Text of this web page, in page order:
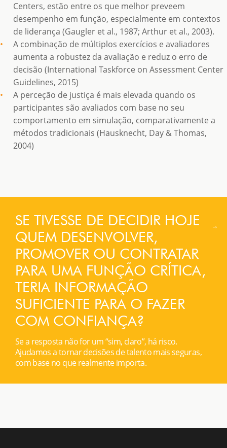
Centers, estão entre os que melhor preveem
desempenho em função, especialmente em contextos
de liderança (Gaugler et al., 1987; Arthur et al., 2003).
A combinação de múltiplos exercícios e avaliadores
aumenta a robustez da avaliação e reduz o erro de
decisão (International Taskforce on Assessment Center
Guidelines, 2015)
A perceção de justiça é mais elevada quando os
participantes são avaliados com base no seu
comportamento em simulação, comparativamente a
métodos tradicionais (Hausknecht, Day & Thomas,
2004)
SE TIVESSE DE DECIDIR HOJE
QUEM DESENVOLVER,
PROMOVER OU CONTRATAR
PARA UMA FUNÇÃO CRÍTICA,
TERIA INFORMAÇÃO
SUFICIENTE PARA O FAZER
COM CONFIANÇA?
Se a resposta não for um “sim, claro”, há risco.
Ajudamos a tornar decisões de talento mais seguras,
com base no que realmente importa.